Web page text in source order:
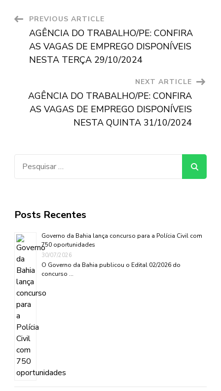
Post
Navigation
PREVIOUS ARTICLE
AGÊNCIA DO TRABALHO/PE: CONFIRA
AS VAGAS DE EMPREGO DISPONÍVEIS
NESTA TERÇA 29/10/2024
NEXT ARTICLE
AGÊNCIA DO TRABALHO/PE: CONFIRA
AS VAGAS DE EMPREGO DISPONÍVEIS
NESTA QUINTA 31/10/2024
Posts Recentes
Governo da Bahia lança concurso para a Polícia Civil com
750 oportunidades
30/07/2026
O Governo da Bahia publicou o Edital 02/2026 do
concurso …